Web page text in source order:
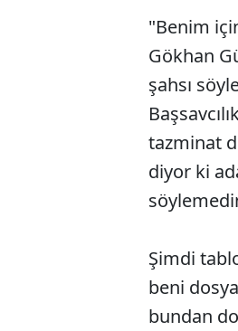
"Benim
Gökhan
şahsı
tazminat
diyor ki
Şimdi
beni
bundan